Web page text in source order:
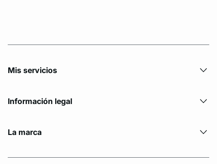
Mis servicios
Información legal
La marca